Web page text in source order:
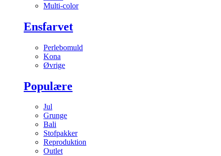
Multi-color
Ensfarvet
Perlebomuld
Kona
Øvrige
Populære
Jul
Grunge
Bali
Stofpakker
Reproduktion
Outlet